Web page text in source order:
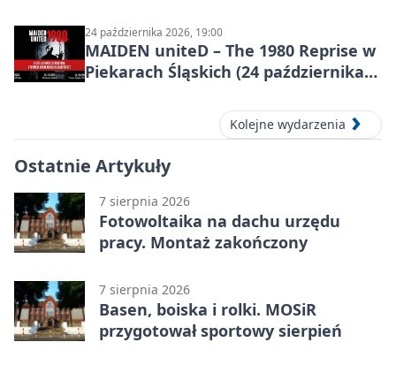
24 października 2026, 19:00
MAIDEN uniteD – The 1980 Reprise w
Piekarach Śląskich (24 października
Kolejne wydarzenia
Ostatnie Artykuły
7 sierpnia 2026
Fotowoltaika na dachu urzędu
pracy. Montaż zakończony
7 sierpnia 2026
Basen, boiska i rolki. MOSiR
przygotował sportowy sierpień